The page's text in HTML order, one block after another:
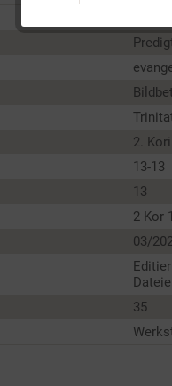
2.
13-13
13
2 Kor
03/
35